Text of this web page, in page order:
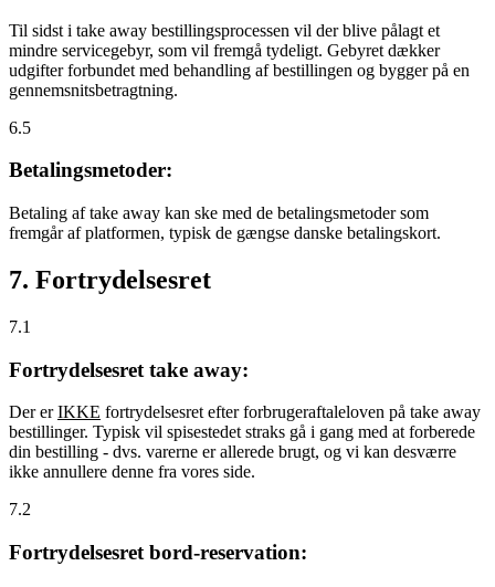
Til sidst i take away bestillingsprocessen vil der blive pålagt et
mindre servicegebyr, som vil fremgå tydeligt. Gebyret dækker
udgifter forbundet med behandling af bestillingen og bygger på en
gennemsnitsbetragtning.
6.5
Betalingsmetoder:
Betaling af take away kan ske med de betalingsmetoder som
fremgår af platformen, typisk de gængse danske betalingskort.
7. Fortrydelsesret
7.1
Fortrydelsesret take away:
Der erIKKE fortrydelsesret efter forbrugeraftaleloven på take away
bestillinger. Typisk vil spisestedet straks gå i gang med at forberede
din bestilling - dvs. varerne er allerede brugt, og vi kan desværre
ikke annullere denne fra vores side.
7.2
Fortrydelsesret bord-reservation: